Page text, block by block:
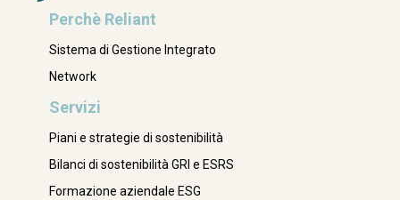
Perchè Reliant
Sistema di Gestione Integrato
Network
Servizi
Piani e strategie di sostenibilità
Bilanci di sostenibilità GRI e ESRS
Formazione aziendale ESG